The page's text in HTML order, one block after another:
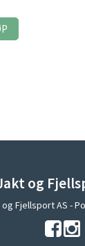
og
Fjellsport AS -